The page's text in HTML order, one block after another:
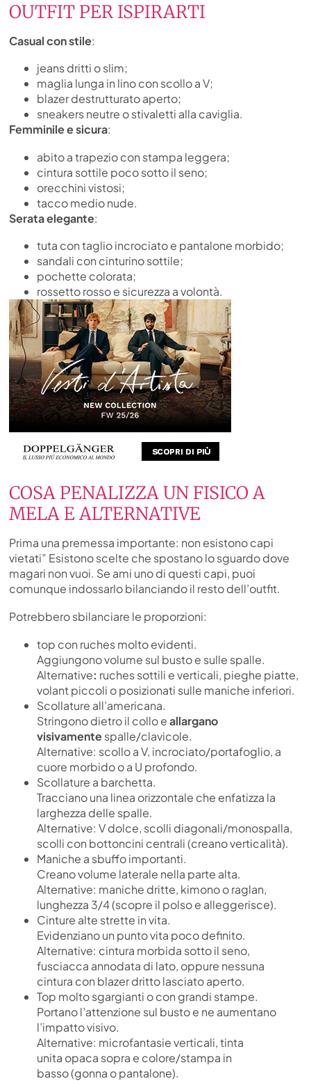
OUTFIT PER ISPIRARTI
Casual con stile:
jeans dritti o slim;
maglia lunga in lino con scollo a V;
blazer destrutturato aperto;
sneakers neutre o stivaletti alla caviglia.
Femminile e sicura:
abito a trapezio con stampa leggera;
cintura sottile poco sotto il seno;
orecchini vistosi;
tacco medio nude.
Serata elegante:
tuta con taglio incrociato e pantalone morbido;
sandali con cinturino sottile;
pochette colorata;
rossetto rosso e sicurezza a volontà.
COSA PENALIZZA UN FISICO A
MELA E ALTERNATIVE
Prima una premessa importante: non esistono capi
vietati” Esistono scelte che spostano lo sguardo dove
magari non vuoi. Se ami uno di questi capi, puoi
comunque indossarlo bilanciando il resto dell’outfit.
Potrebbero sbilanciare le proporzioni:
top con ruches molto evidenti.
Aggiungono volume sul busto e sulle spalle.
Alternative: ruches sottili e verticali, pieghe piatte,
volant piccoli o posizionati sulle maniche inferiori.
Scollature all’americana.
Stringono dietro il collo eallargano
visivamentespalle/clavicole.
Alternative: scollo a V, incrociato/portafoglio, a
cuore morbido o a U profondo.
Scollature a barchetta.
Tracciano una linea orizzontale che enfatizza la
larghezza delle spalle.
Alternative: V dolce, scolli diagonali/monospalla,
scolli con bottoncini centrali (creano verticalità).
Maniche a sbuffo importanti.
Creano volume laterale nella parte alta.
Alternative: maniche dritte, kimono o raglan,
lunghezza 3/4 (scopre il polso e alleggerisce).
Cinture alte strette in vita.
Evidenziano un punto vita poco definito.
Alternative: cintura morbida sotto il seno,
fusciacca annodata di lato, oppure nessuna
cintura con blazer dritto lasciato aperto.
Top molto sgargianti o con grandi stampe.
Portano l’attenzione sul busto e ne aumentano
l’impatto visivo.
Alternative: microfantasie verticali, tinta
unita opaca sopra e colore/stampa in
basso (gonna o pantalone).